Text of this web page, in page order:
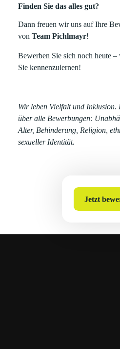
Finden Sie das alles gut?
Dann freuen wir uns auf Ihre
vonTeam Pichlmayr!
Bewerben Sie sich noch heute
Sie kennenzulernen!
Wir leben Vielfalt und Inklusion.
über alle Bewerbungen:
Alter, Behinderung, Religion,
sexueller Identität.
Jetzt